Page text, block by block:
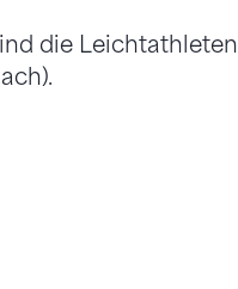
die Leichtathleten